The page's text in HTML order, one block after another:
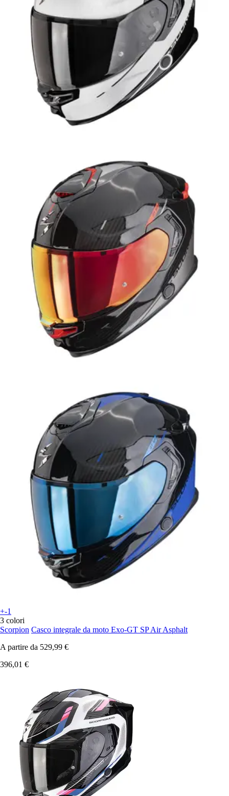
+-1
3 colori
Scorpion Casco integrale da moto Exo-GT SP Air Asphalt
A partire da 529,99 €
396,01 €